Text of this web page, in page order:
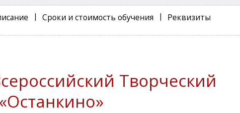
Сроки и стоимость обучения Реквизиты
Творческий